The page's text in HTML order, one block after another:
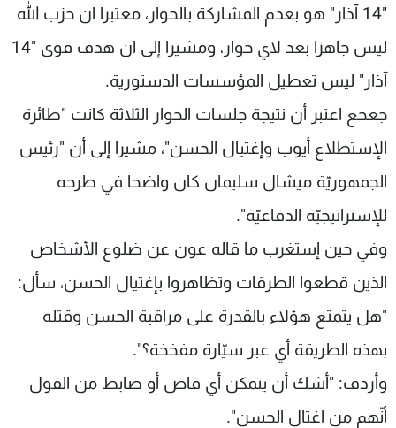
"14 آذار" هو بعدم المشاركة بالحوار، معتبرا ان حزب الله
ليس جاهزا بعد لاي حوار، ومشيرا إلى ان هدف قوى "14
آذار" ليس تعطيل المؤسسات الدستورية.
جعحع اعتبر أن نتيجة جلسات الحوار الثلاثة كانت "طائرة
الإستطلاع أيوب وإغتيال الحسن"، مشيرا إلى أن "رئيس
الجمهوريّة ميشال سليمان كان واضحا في طرحه
للإستراتيجيّة الدفاعيّة".
وفي حين إستغرب ما قاله عون عن ضلوع الأشخاص
الذين قطعوا الطرقات وتظاهروا بإغتيال الحسن، سأل:
"هل يتمتع هؤلاء بالقدرة على مراقبة الحسن وقتله
بهذه الطريقة أي عبر سيّارة مفخخة؟".
وأردف: "أشك أن يتمكن أي قاض أو ضابط من القول
أنّهم من اغتال الحسن".